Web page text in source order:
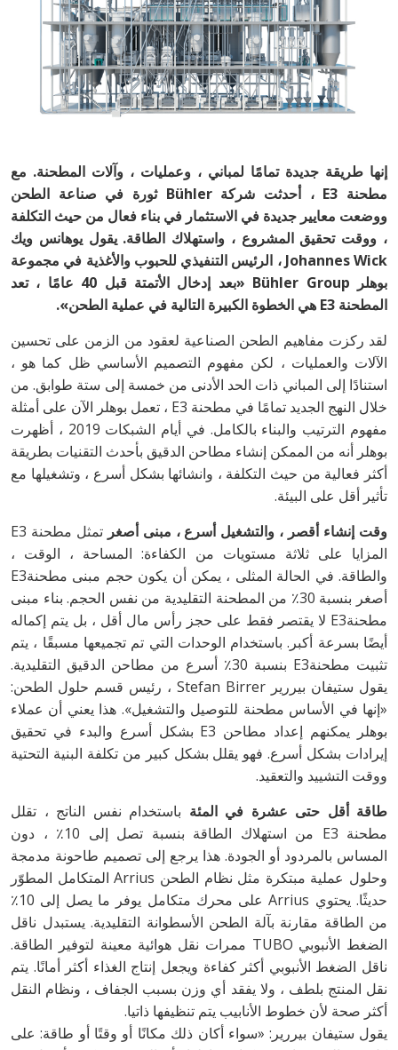
إنها طريقة جديدة تمامًا لمباني ، وعمليات ، وآلات المطحنة. مع
مطحنة E3 ، أحدثت شركة Bühler ثورة في صناعة الطحن
ووضعت معايير جديدة في الاستثمار في بناء فعال من حيث التكلفة
، ووقت تحقيق المشروع ، واستهلاك الطاقة. يقول يوهانس ويك
Johannes Wick ، الرئيس التنفيذي للحبوب والأغذية في مجموعة
بوهلر Bühler Group «بعد إدخال الأتمتة قبل 40 عامًا ، تعد
المطحنة E3 هي الخطوة الكبيرة التالية في عملية الطحن».
لقد ركزت مفاهيم الطحن الصناعية لعقود من الزمن على تحسين
الآلات والعمليات ، لكن مفهوم التصميم الأساسي ظل كما هو ،
استنادًا إلى المباني ذات الحد الأدنى من خمسة إلى ستة طوابق. من
خلال النهج الجديد تمامًا في مطحنة E3 ، تعمل بوهلر الآن على أمثلة
مفهوم الترتيب والبناء بالكامل. في أيام الشبكات 2019 ، أظهرت
بوهلر أنه من الممكن إنشاء مطاحن الدقيق بأحدث التقنيات بطريقة
أكثر فعالية من حيث التكلفة ، وانشائها بشكل أسرع ، وتشغيلها مع
تأثير أقل على البيئة.
وقت إنشاء أقصر ، والتشغيل أسرع ، مبنى أصغر
تمثل مطحنة E3
المزايا على ثلاثة مستويات من الكفاءة: المساحة ، الوقت ،
والطاقة. في الحالة المثلى ، يمكن أن يكون حجم مبنى مطحنةE3
أصغر بنسبة 30٪ من المطحنة التقليدية من نفس الحجم. بناء مبنى
مطحنةE3 لا يقتصر فقط على حجز رأس مال أقل ، بل يتم إكماله
أيضًا بسرعة أكبر. باستخدام الوحدات التي تم تجميعها مسبقًا ، يتم
تثبيت مطحنةE3 بنسبة 30٪ أسرع من مطاحن الدقيق التقليدية.
يقول ستيفان بيررير Stefan Birrer ، رئيس قسم حلول الطحن:
«إنها في الأساس مطحنة للتوصيل والتشغيل». هذا يعني أن عملاء
بوهلر يمكنهم إعداد مطاحن E3 بشكل أسرع والبدء في تحقيق
إيرادات بشكل أسرع. فهو يقلل بشكل كبير من تكلفة البنية التحتية
ووقت التشييد والتعقيد.
طاقة أقل حتى عشرة في المئة باستخدام نفس الناتج ، تقلل
مطحنة E3 من استهلاك الطاقة بنسبة تصل إلى 10٪ ، دون
المساس بالمردود أو الجودة. هذا يرجع إلى تصميم طاحونة مدمجة
وحلول عملية مبتكرة مثل نظام الطحن Arrius المتكامل المطوّر
حديثًا. يحتوي Arrius على محرك متكامل يوفر ما يصل إلى 10٪
من الطاقة مقارنة بآلة الطحن الأسطوانة التقليدية. يستبدل ناقل
الضغط الأنبوبي TUBO ممرات نقل هوائية معينة لتوفير الطاقة.
ناقل الضغط الأنبوبي أكثر كفاءة ويجعل إنتاج الغذاء أكثر أمانًا. يتم
نقل المنتج بلطف ، ولا يفقد أي وزن بسبب الجفاف ، ونظام النقل
أكثر صحة لأن خطوط الأنابيب يتم تنظيفها ذاتيا.
يقول ستيفان بيررير: «سواء أكان ذلك مكانًا أو وقتًا أو طاقة: على